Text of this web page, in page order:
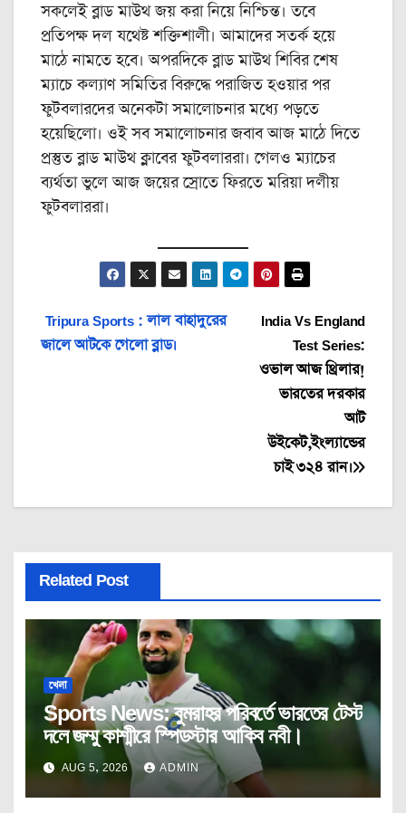
সকলেই ব্লাড মাউথ জয় করা নিয়ে নিশ্চিন্ত। তবে
প্রতিপক্ষ দল যথেষ্ট শক্তিশালী। আমাদের সতর্ক হয়ে
মাঠে নামতে হবে। অপরদিকে ব্লাড মাউথ শিবির শেষ
ম্যাচে কল্যাণ সমিতির বিরুদ্ধে পরাজিত হওয়ার পর
ফুটবলারদের অনেকটা সমালোচনার মধ্যে পড়তে
হয়েছিলো। ওই সব সমালোচনার জবাব আজ মাঠে দিতে
প্রস্তুত ব্লাড মাউথ ক্লাবের ফুটবলাররা। গেলও ম্যাচের
ব্যর্থতা ভুলে আজ জয়ের স্রোতে ফিরতে মরিয়া দলীয়
ফুটবলাররা।
Post
navigation
India Vs England
Test Series:
ওভাল আজ থ্রিলার!
ভারতের দরকার
আট
উইকেট,ইংল্যান্ডের
চাই ৩২৪ রান।
Tripura Sports : লাল বাহাদুরের
জালে আটকে গেলো ব্লাড।
Related Post
খেলা
Sports News: বুমরাহর পরিবর্তে ভারতের টেস্ট
দলে জম্মু কাশ্মীরে স্পিডস্টার আকিব নবী।
AUG 5, 2026 ADMIN